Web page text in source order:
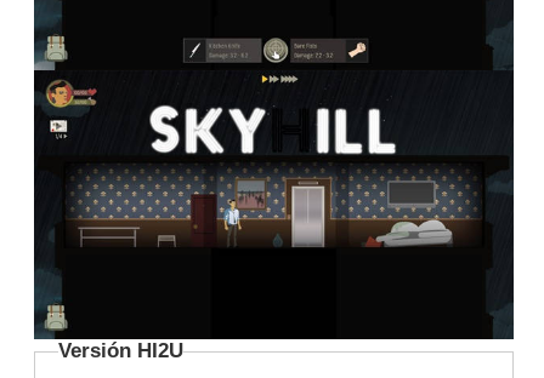
Versión HI2U